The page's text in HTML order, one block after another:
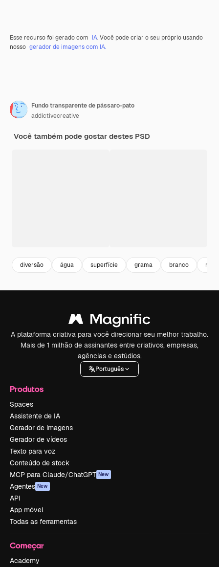
Esse recurso foi gerado com IA. Você pode criar o seu próprio usando
nosso gerador de imagens com IA.
Fundo transparente de pássaro-pato
addictivecreative
Você também pode gostar destes PSD
diversão água superfície grama branco
A plataforma criativa para você direcionar seu melhor trabalho.
Mais de 1 milhão de assinantes entre criativos, empresas,
agências e estúdios.
Português
Produtos
Spaces
Assistente de IA
Gerador de imagens
Gerador de vídeos
Texto para voz
Conteúdo de stock
MCP para Claude/ChatGPT New
Agentes New
API
App móvel
Todas as ferramentas
Começar
Academy